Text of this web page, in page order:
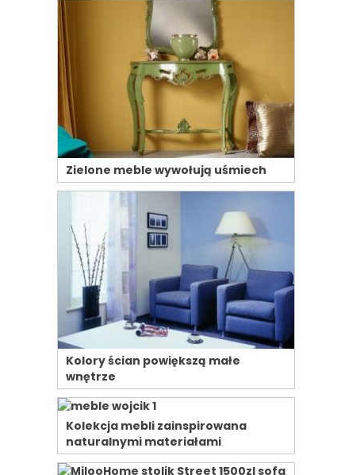
Zielone meble wywołują uśmiech
Kolory ścian powiększą małe
wnętrze
Kolekcja mebli zainspirowana
naturalnymi materiałami